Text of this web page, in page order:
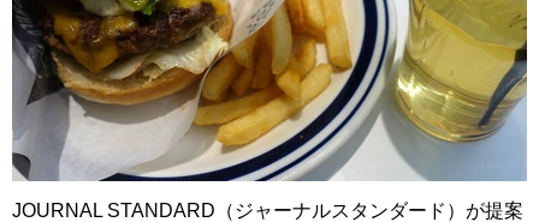
JOURNAL STANDARD（ジャーナルスタンダード）が提案